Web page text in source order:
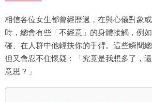
相信各位女生都曾經歷過，在與心儀對象
時，總會有些「不經意」的身體接觸，例
碰、在人群中他輕扶你的手臂。這些瞬間
但又會忍不住懷疑：「究竟是我想多了，
意思？」